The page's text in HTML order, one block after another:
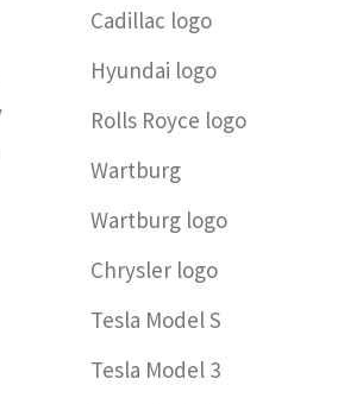
Cadillac logo
Hyundai logo
Rolls Royce logo
Wartburg
Wartburg logo
Chrysler logo
Tesla Model S
Tesla Model 3